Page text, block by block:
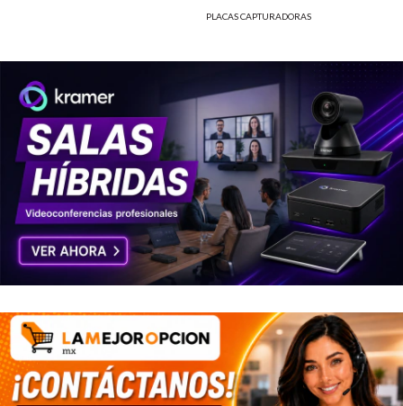
Compatibles / 45,000
PLACAS CAPTURADORAS